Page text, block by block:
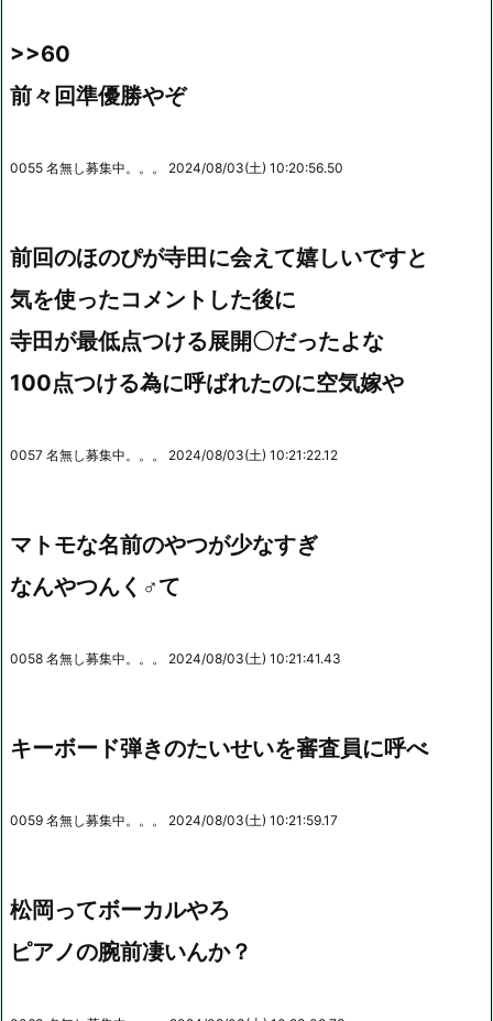
>>60
前々回準優勝やぞ
0055 名無し募集中。。。 2024/08/03(土) 10:20:56.50
前回のほのぴが寺田に会えて嬉しいですと
気を使ったコメントした後に
寺田が最低点つける展開〇だったよな
100点つける為に呼ばれたのに空気嫁や
0057 名無し募集中。。。 2024/08/03(土) 10:21:22.12
マトモな名前のやつが少なすぎ
なんやつんく♂て
0058 名無し募集中。。。 2024/08/03(土) 10:21:41.43
キーボード弾きのたいせいを審査員に呼べ
0059 名無し募集中。。。 2024/08/03(土) 10:21:59.17
松岡ってボーカルやろ
ピアノの腕前凄いんか？